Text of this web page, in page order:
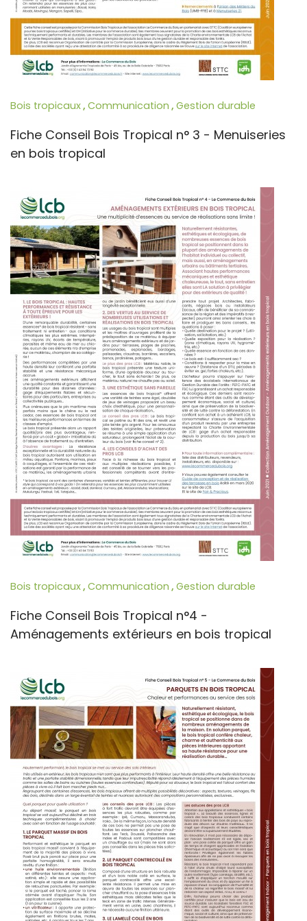
Bois tropicaux, Communication , Gestion durable
Fiche Conseil Bois Tropical n° 3 - Menuiseries
en bois tropical
Bois tropicaux, Communication , Gestion durable
Fiche Conseil Bois Tropical n°4 -
Aménagements extérieurs en bois tropical